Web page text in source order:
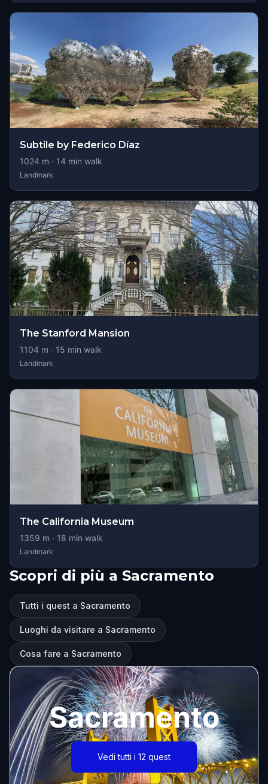
Subtile by Federico Díaz
1024 m · 14 min walk
Landmark
The Stanford Mansion
1104 m · 15 min walk
Landmark
The California Museum
1359 m · 18 min walk
Landmark
Scopri di più a Sacramento
Tutti i quest a Sacramento
Luoghi da visitare a Sacramento
Cosa fare a Sacramento
Sacramento
Vedi tutti i 12 quest